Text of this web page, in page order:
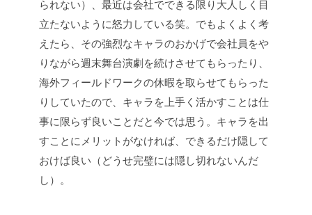
られない）、最近は会社でできる限り大人しく目
立たないように怒力している笑。でもよくよく考
えたら、その強烈なキャラのおかげで会社員をや
りながら週末舞台演劇を続けさせてもらったり、
海外フィールドワークの休暇を取らせてもらった
りしていたので、キャラを上手く活かすことは仕
事に限らず良いことだと今では思う。キャラを出
すことにメリットがなければ、できるだけ隠して
おけば良い（どうせ完璧には隠し切れないんだ
し）。